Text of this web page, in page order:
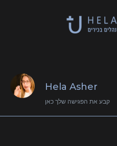
Hela Asher
קבע את הפגישה שלך כאן